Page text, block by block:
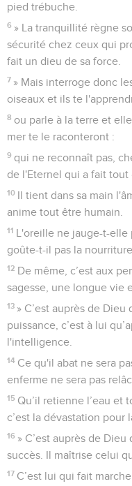
pied trébuche.
6 » La tranquillité règne
sécurité chez ceux qui
fait un dieu de sa force.
7 » Mais interroge donc
oiseaux et ils te
8 ou parle à la terre et
mer te le raconteront :
9 qui ne reconnaît pas,
de l'Eternel qui a fait tout
10 Il tient dans sa main
anime tout être humain.
11 L'oreille ne jauge-t-elle
goûte-t-il pas la
12 De même, c’est aux
sagesse, une longue vie
13 » C’est auprès de
puissance, c’est à lui
l'intelligence.
14 Ce qu'il abat ne sera
enferme ne sera pas
15 Qu’il retienne l’eau et
c’est la dévastation pour
16 » C’est auprès de
succès. Il maîtrise celui
17 C’est lui qui fait